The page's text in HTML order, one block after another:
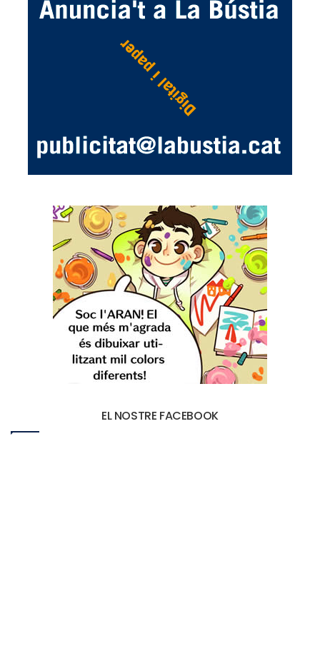
EL NOSTRE FACEBOOK